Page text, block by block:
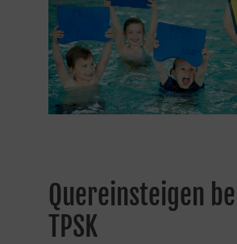
Quereinsteigen
TPSK